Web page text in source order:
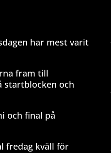
har mest varit
fram till
startblocken och
och final på
fredag kväll för